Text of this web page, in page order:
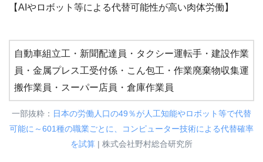
【AIやロボット等による代替可能性が高い肉体労働】
自動車組立工・新聞配達員・タクシー運転手・建設作業
員・金属プレス工受付係・こん包工・作業廃棄物収集運
搬作業員・スーパー店員・倉庫作業員
一部抜粋： 日本の労働人口の49％が人工知能やロボット等で代替
可能に～601種の職業ごとに、コンピューター技術による代替確率
を試算 | 株式会社野村総合研究所